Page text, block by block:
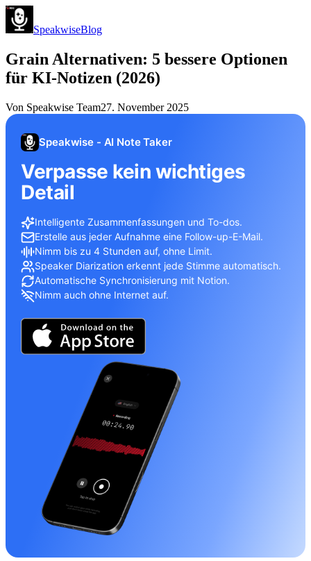
SpeakwiseBlog
Grain Alternativen: 5 bessere Optionen
für KI-Notizen (2026)
Von Speakwise Team27. November 2025
Speakwise - AI Note Taker
Verpasse kein wichtiges
Detail
Intelligente Zusammenfassungen und To-dos.
Erstelle aus jeder Aufnahme eine Follow-up-E-Mail.
Nimm bis zu 4 Stunden auf, ohne Limit.
Speaker Diarization erkennt jede Stimme automatisch.
Automatische Synchronisierung mit Notion.
Nimm auch ohne Internet auf.